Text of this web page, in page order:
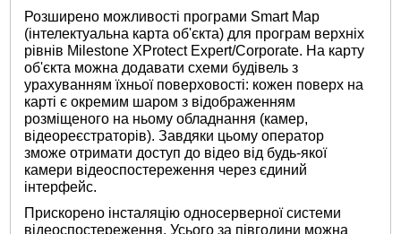
Розширено можливості програми Smart Map
(інтелектуальна карта об'єкта) для програм верхніх
рівнів Milestone XProtect Expert/Corporate. На карту
об'єкта можна додавати схеми будівель з
урахуванням їхньої поверховості: кожен поверх на
карті є окремим шаром з відображенням
розміщеного на ньому обладнання (камер,
відеореєстраторів). Завдяки цьому оператор
зможе отримати доступ до відео від будь-якої
камери відеоспостереження через єдиний
інтерфейс.
Прискорено інсталяцію односерверної системи
відеоспостереження. Усього за півгодини можна